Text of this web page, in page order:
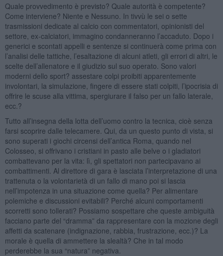
Quale provvedimento è previsto? Quale autorità è competente?
Come interviene? Niente e Nessuno. In tivvù le sei o sette
trasmissioni dedicate al calcio con commentatori, opinionisti del
settore, ex-calciatori, immagino condanneranno l’accaduto. Dopo i
generici e scontati appelli e sentenze si continuerà come prima con
l’analisi delle tattiche, l’esaltazione di alcuni atleti, gli errori di altri, le
scelte dell’allenatore e il giudizio sul suo operato. Sono valori
moderni dello sport? assestare colpi proibiti apparentemente
involontari, la simulazione, fingere di essere stati colpiti, l’ipocrisia di
offrire le scuse alla vittima, spergiurare il falso per un fallo laterale,
ecc.?
Tutto all’insegna della lotta dell’uomo contro la tecnica, cioè senza
farsi scoprire dalle telecamere. Qui, da un questo punto di vista, si
sono superati i giochi circensi dell’antica Roma, quando nel
Colosseo, si offrivano i cristiani in pasto alle belve o i gladiatori
combattevano per la vita: lì, gli spettatori non partecipavano ai
combattimenti. Al direttore di gara è lasciata l’interpretazione di una
trattenuta o la volontarietà di un fallo di mano poi si lascia
nell’impotenza in una situazione come quella? Per alimentare
polemiche e discussioni evitabili? Perché alcuni comportamenti
scorretti sono tollerati? Possiamo sospettare che queste ambiguità
facciano parte del “dramma” da rappresentare con la mozione degli
affetti da scatenare (indignazione, rabbia, frustrazione, ecc.)? La
morale è quella di ammettere la slealtà? Che in tal modo
perderebbe la sua “natura” negativa.